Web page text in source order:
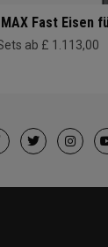
Fast Eisen
ab £ 1.113,00